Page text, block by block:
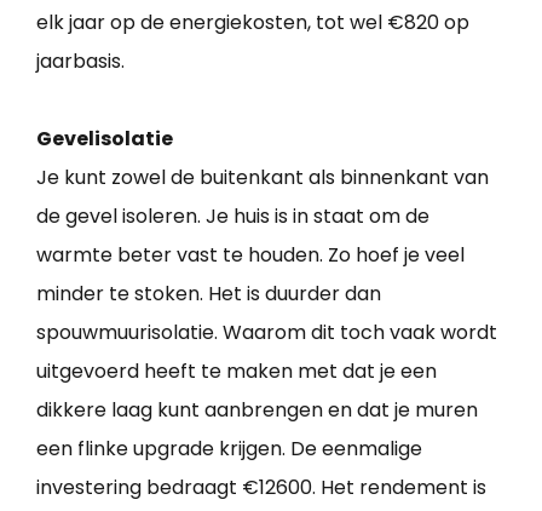
elk jaar op de energiekosten, tot wel €820 op
jaarbasis.
Gevelisolatie
Je kunt zowel de buitenkant als binnenkant van
de gevel isoleren. Je huis is in staat om de
warmte beter vast te houden. Zo hoef je veel
minder te stoken. Het is duurder dan
spouwmuurisolatie. Waarom dit toch vaak wordt
uitgevoerd heeft te maken met dat je een
dikkere laag kunt aanbrengen en dat je muren
een flinke upgrade krijgen. De eenmalige
investering bedraagt €12600. Het rendement is